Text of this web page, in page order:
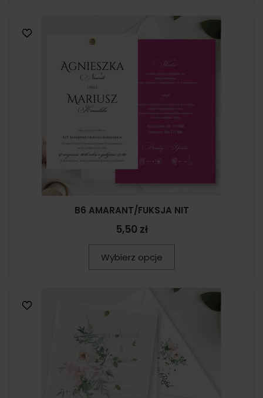
B6 AMARANT/FUKSJA NIT
5,50 zł
Wybierz opcje